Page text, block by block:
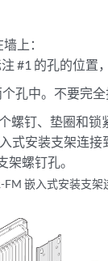
上：
#1 的孔的位置
孔中。不要完全
螺钉、垫圈和锁
式安装支架连接
架螺钉孔。
FM 嵌入式安装支架